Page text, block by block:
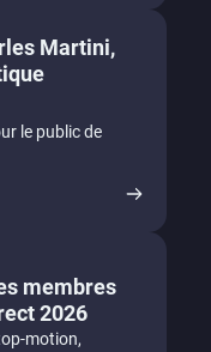
Martini,
le public de
membres
2026
motion,